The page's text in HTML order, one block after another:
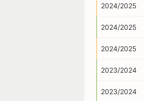
2024/2025
2024/2025
2024/2025
2023/2024
2023/2024